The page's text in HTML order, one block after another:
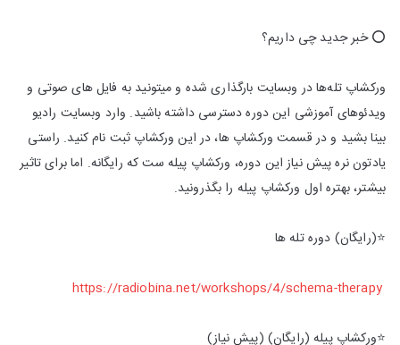
⭕️ خبر جدید چی داریم؟
ورکشاپ تله‌ها در وبسایت بارگذاری شده و میتونید به فایل های صوتی و
ویدئوهای آموزشی این دوره دسترسی داشته باشید. وارد وبسایت رادیو
بینا بشید و در قسمت ورکشاپ ها، در این ورکشاپ ثبت نام کنید. راستی
یادتون نره پیش نیاز این دوره، ورکشاپ پیله ست که رایگانه. اما برای تاثیر
بیشتر، بهتره اول ورکشاپ پیله را بگذرونید.
⭐️(رایگان) دوره تله ها
https://radiobina.net/workshops/4/schema-therapy
⭐️ورکشاپ پیله (رایگان) (پیش نیاز)